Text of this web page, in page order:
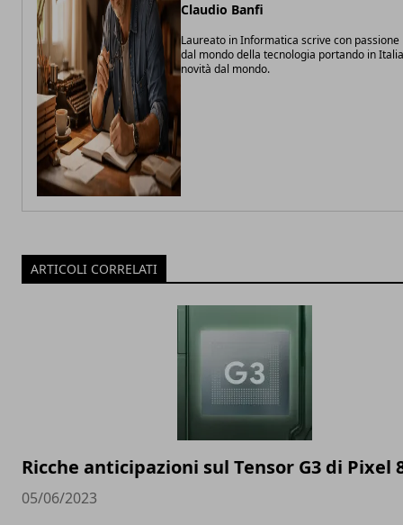
Claudio Banfi
Laureato in Informatica scrive con passione
dal mondo della tecnologia portando in
novità dal mondo.
ARTICOLI CORRELATI
Ricche anticipazioni sul Tensor G3 di Pixel
05/06/2023